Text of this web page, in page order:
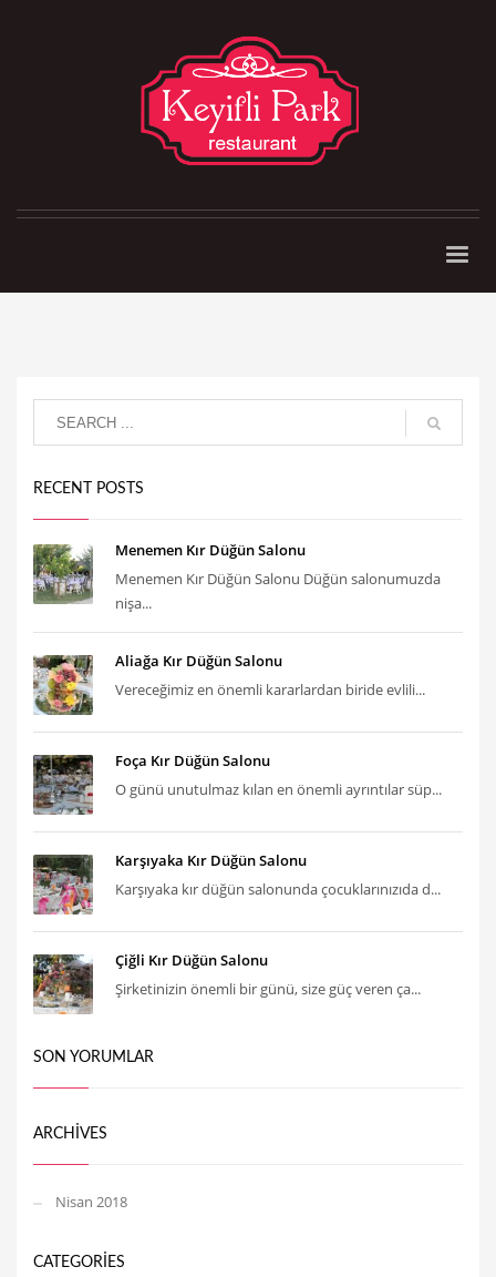
RECENT POSTS
Menemen Kır Düğün Salonu
Menemen Kır Düğün Salonu Düğün salonumuzda
nişa...
Aliağa Kır Düğün Salonu
Vereceğimiz en önemli kararlardan biride evlili...
Foça Kır Düğün Salonu
O günü unutulmaz kılan en önemli ayrıntılar süp...
Karşıyaka Kır Düğün Salonu
Karşıyaka kır düğün salonunda çocuklarınızıda d...
Çiğli Kır Düğün Salonu
Şirketinizin önemli bir günü, size güç veren ça...
SON YORUMLAR
ARCHIVES
Nisan 2018
CATEGORIES